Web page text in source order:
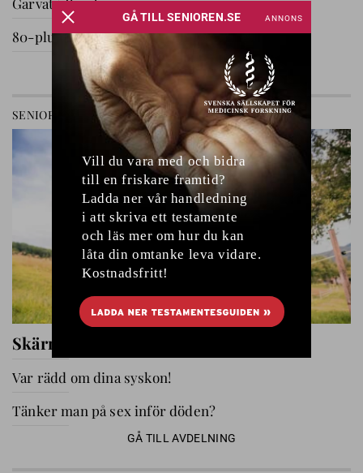
80-plussare på utflykt
GÅ TILL AVDELNING
SENIOREN RELATIONER
Skärmfri tid med barnbarnen
Var rädd om dina syskon!
Tänker man på sex inför döden?
GÅ TILL AVDELNING